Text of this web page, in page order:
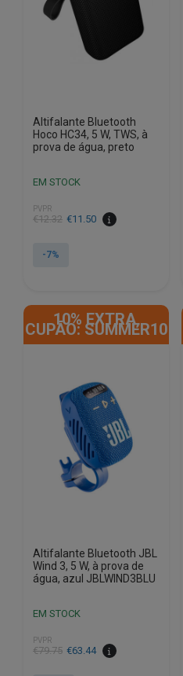
Altifalante Bluetooth
Hoco HC34, 5 W, TWS, à
prova de água, preto
EM STOCK
PVPR
€12.32
O
original
€11.50
O
atual
-7%
10% EXTRA,
CUPÃO: SUMMER10
Altifalante Bluetooth JBL
Wind 3, 5 W, à prova de
água, azul JBLWIND3BLU
EM STOCK
PVPR
€79.75
O
€63.44
O